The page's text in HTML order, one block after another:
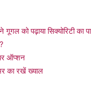
को पढ़ाया सिक्योरिटी का
ऑप्शन
का रखें ख्याल